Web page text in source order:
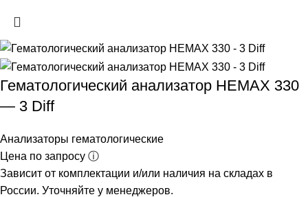
Гематологический анализатор HEMAX 330
— 3 Diff
Анализаторы гематологические
Цена по запросу ⓘ
Зависит от комплектации и/или наличия на складах в
России. Уточняйте у менеджеров.